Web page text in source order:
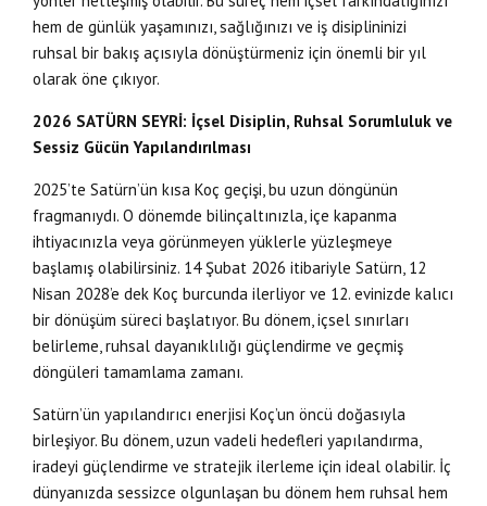
hem de günlük yaşamınızı, sağlığınızı ve iş disiplininizi
ruhsal bir bakış açısıyla dönüştürmeniz için önemli bir yıl
olarak öne çıkıyor.
2026 SATÜRN SEYRİ: İçsel Disiplin, Ruhsal Sorumluluk ve
Sessiz Gücün Yapılandırılması
2025’te Satürn’ün kısa Koç geçişi, bu uzun döngünün
fragmanıydı. O dönemde bilinçaltınızla, içe kapanma
ihtiyacınızla veya görünmeyen yüklerle yüzleşmeye
başlamış olabilirsiniz. 14 Şubat 2026 itibariyle Satürn, 12
Nisan 2028’e dek Koç burcunda ilerliyor ve 12. evinizde kalıcı
bir dönüşüm süreci başlatıyor. Bu dönem, içsel sınırları
belirleme, ruhsal dayanıklılığı güçlendirme ve geçmiş
döngüleri tamamlama zamanı.
Satürn’ün yapılandırıcı enerjisi Koç’un öncü doğasıyla
birleşiyor. Bu dönem, uzun vadeli hedefleri yapılandırma,
iradeyi güçlendirme ve stratejik ilerleme için ideal olabilir. İç
dünyanızda sessizce olgunlaşan bu dönem hem ruhsal hem